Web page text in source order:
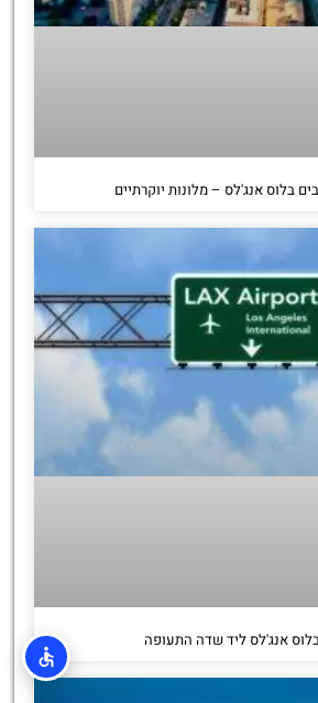
אנג'לס ליד שדה התעופה